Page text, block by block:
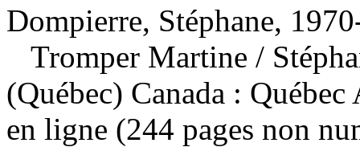
Dompierre, Stéphane,
Tromper Martine /
(Québec) Canada :
en ligne (244 pages non